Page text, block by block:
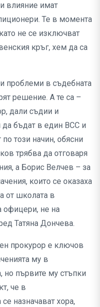
влияние имат
Те в момента
не се изключват
кръг, хем да са
проблеми в съдебната
решение. А те са –
дали съдии и
да бъдат в един ВСС и
този начин, обясни
трябва да отговаря
а Борис Велчев – за
които се оказаха
от школата в
офицери, не на
Татяна Дончева.
прокурор е ключов
му в
но първите му стъпки
че в
назначават хора,